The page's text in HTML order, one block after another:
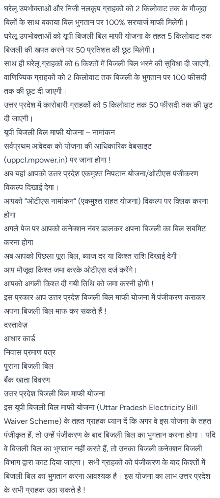
घरेलू उपभोक्ताओं और निजी नलकूप ग्राहकों को 2 किलोवाट तक के मौजूदा
बिलों के साथ बकाया बिल भुगतान पर 100% सरचार्ज माफी मिलेगी।
घरेलू उपभोक्ताओं को यूपी बिजली बिल माफी योजना के तहत 5 किलोवाट तक
बिजली की खपत करने पर 50 प्रतिशत की छूट मिलेगी।
साथ ही घरेलू ग्राहकों को 6 किश्तों में बिजली बिल भरने की सुविधा दी जाएगी.
वाणिज्यिक ग्राहकों को 2 किलोवाट तक बिजली के भुगतान पर 100 फीसदी
तक की छूट दी जाएगी।
उत्तर प्रदेश में कारोबारी ग्राहकों को 5 किलोवाट तक 50 फीसदी तक की छूट
दी जाएगी।
यूपी बिजली बिल माफी योजना – नामांकन
सर्वप्रथम आवेदक को योजना की आधिकारिक वेबसाइट
(uppcl.mpower.in) पर जाना होगा !
अब यहां आपको उत्तर प्रदेश एकमुश्त निपटान योजना/ओटीएस पंजीकरण
विकल्प दिखाई देगा।
आपको “ओटीएस नामांकन” (एकमुश्त राहत योजना) विकल्प पर क्लिक करना
होगा
अगले पेज पर आपको कनेक्शन नंबर डालकर अपना बिजली का बिल सबमिट
करना होगा
अब आपको पिछला पूरा बिल, ब्याज दर या किश्त राशि दिखाई देगी।
आप मौजूदा किश्त जमा करके ओटीएस दर्ज करेंगे।
आपको अगली किश्त दी गयी तिथि को जमा करनी होगी !
इस प्रकार आप उत्तर प्रदेश बिजली बिल माफी योजना में पंजीकरण कराकर
अपना बिजली बिल माफ कर सकते हैं !
दस्तावेज़
आधार कार्ड
निवास प्रमाण पत्र
पुराना बिजली बिल
बैंक खाता विवरण
उत्तर प्रदेश बिजली बिल माफी योजना
इस यूपी बिजली बिल माफी योजना (Uttar Pradesh Electricity Bill
Waiver Scheme) के तहत ग्राहक ध्यान दें कि अगर वे इस योजना के तहत
पंजीकृत हैं, तो उन्हें पंजीकरण के बाद बिजली बिल का भुगतान करना होगा। यदि
वे बिजली बिल का भुगतान नहीं करते हैं, तो उनका बिजली कनेक्शन बिजली
विभाग द्वारा काट दिया जाएगा। सभी ग्राहकों को पंजीकरण के बाद किश्तों में
बिजली बिल का भुगतान करना आवश्यक है। इस योजना का लाभ उत्तर प्रदेश
के सभी ग्राहक उठा सकते है !